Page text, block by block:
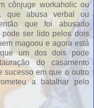
cônjuge workaholic ou
que abusa verbal ou
que foi abusado
ser lido pelos dois
magoou e agora está
um dos dois pode
do casamento
sucesso em que o outro
a batalhar pelo